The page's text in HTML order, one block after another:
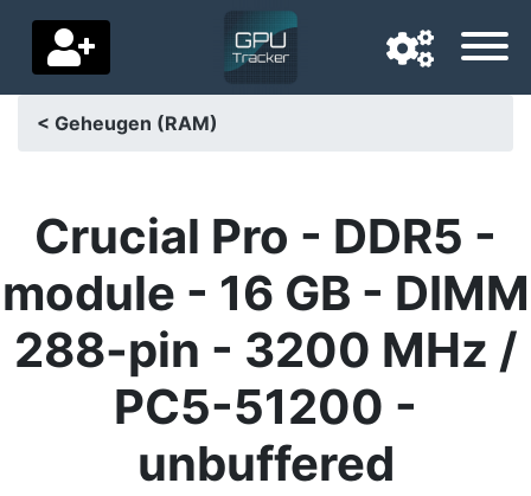
Favoriete bezorgland
Startpagina
Prijs daalt
Instellingen
Steun ons
Neem contact met ons op
< Geheugen (RAM)
Crucial Pro - DDR5 -
module - 16 GB - DIMM
288-pin - 3200 MHz /
PC5-51200 -
unbuffered